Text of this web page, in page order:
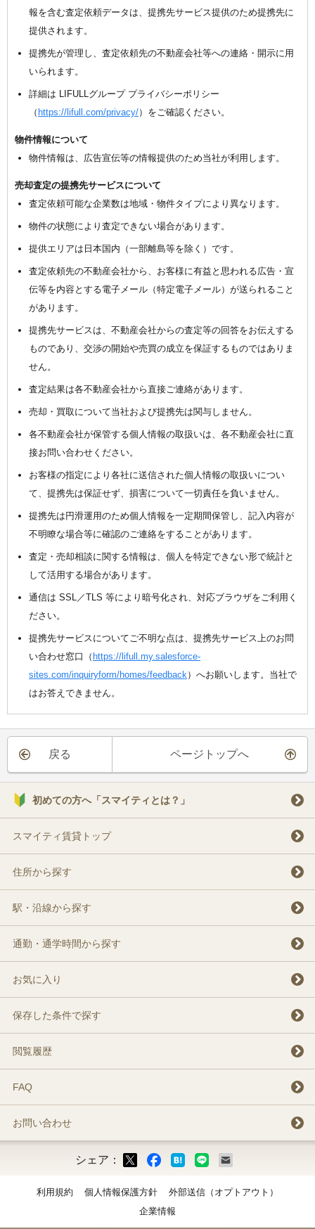
報を含む査定依頼データは、提携先サービス提供のため提携先に
提供されます。
提携先が管理し、査定依頼先の不動産会社等への連絡・開示に用
いられます。
詳細は LIFULLグループ プライバシーポリシー
（ https://lifull.com/privacy/）をご確認ください。
物件情報について
物件情報は、広告宣伝等の情報提供のため当社が利用します。
売却査定の提携先サービスについて
査定依頼可能な企業数は地域・物件タイプにより異なります。
物件の状態により査定できない場合があります。
提供エリアは日本国内（一部離島等を除く）です。
査定依頼先の不動産会社から、お客様に有益と思われる広告・宣
伝等を内容とする電子メール（特定電子メール）が送られること
があります。
提携先サービスは、不動産会社からの査定等の回答をお伝えする
ものであり、交渉の開始や売買の成立を保証するものではありま
せん。
査定結果は各不動産会社から直接ご連絡があります。
売却・買取について当社および提携先は関与しません。
各不動産会社が保管する個人情報の取扱いは、各不動産会社に直
接お問い合わせください。
お客様の指定により各社に送信された個人情報の取扱いについ
て、提携先は保証せず、損害について一切責任を負いません。
提携先は円滑運用のため個人情報を一定期間保管し、記入内容が
不明瞭な場合等に確認のご連絡をすることがあります。
査定・売却相談に関する情報は、個人を特定できない形で統計と
して活用する場合があります。
通信は SSL／TLS 等により暗号化され、対応ブラウザをご利用く
ださい。
提携先サービスについてご不明な点は、提携先サービス上のお問
い合わせ窓口（ https://lifull.my.salesforce-
sites.com/inquiryform/homes/feedback ）へお願いします。当社で
はお答えできません。
戻る ページトップへ
初めての方へ「スマイティとは？」
スマイティ賃貸トップ
住所から探す
駅・沿線から探す
通勤・通学時間から探す
お気に入り
保存した条件で探す
閲覧履歴
FAQ
お問い合わせ
シェア：
利用規約 個人情報保護方針
外部送信（オプトアウト）
企業情報